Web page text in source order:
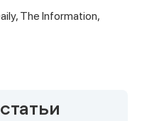
The Information,